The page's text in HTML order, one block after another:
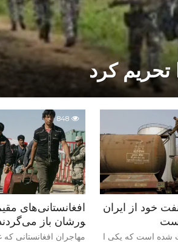
تحریم کرد
848
افغانستانی‌های
ورشان باز
مهاجران افغانستانی که
خود از ایران
شده است که یکی ا